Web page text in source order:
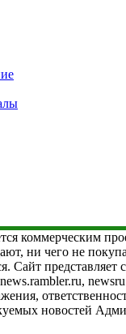
коммерческим
ни чего не
Сайт представляет
новостей